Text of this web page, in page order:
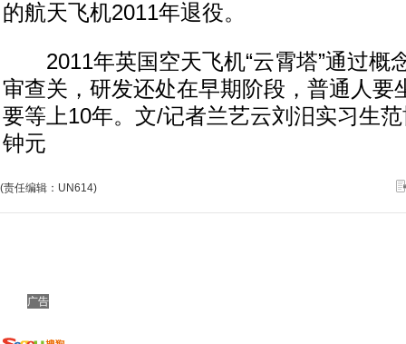
的航天飞机2011年退役。
2011年英国空天飞机“云霄塔”通过概
审查关，研发还处在早期阶段，普通人要
要等上10年。文/记者兰艺云刘汨实习生
钟元
(责任编辑：UN614)
广告